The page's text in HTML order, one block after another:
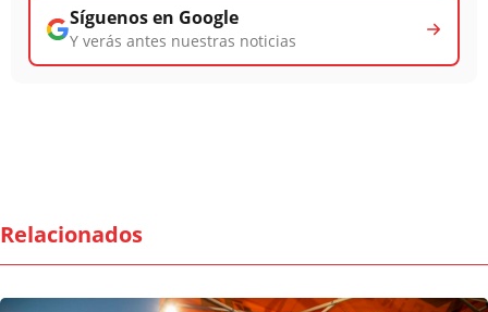
Síguenos en Google
Y verás antes nuestras noticias
Relacionados